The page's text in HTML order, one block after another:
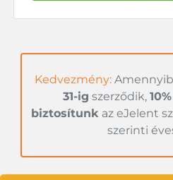
Kedvezmény:
31-ig szerződik,
biztosítunk az eJelent
szerinti